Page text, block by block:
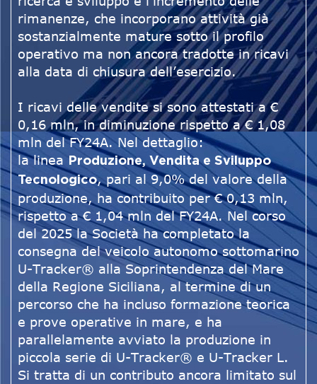
rimanenze, che incorporano attività già
sostanzialmente mature sotto il profilo
operativo ma non ancora tradotte in ricavi
alla data di chiusura dell’esercizio.
I ricavi delle vendite si sono attestati a €
0,16 mln, in diminuzione rispetto a € 1,08
mln del FY24A. Nel dettaglio:
la linea
Produzione, Vendita e Sviluppo
Tecnologico, pari al 9,0% del valore della
produzione, ha contribuito per € 0,13 mln,
rispetto a € 1,04 mln del FY24A. Nel corso
del 2025 la Società ha completato la
consegna del veicolo autonomo sottomarino
U-Tracker® alla Soprintendenza del Mare
della Regione Siciliana, al termine di un
percorso che ha incluso formazione teorica
e prove operative in mare, e ha
parallelamente avviato la produzione in
piccola serie di U-Tracker® e U-Tracker L.
Si tratta di un contributo ancora limitato sul